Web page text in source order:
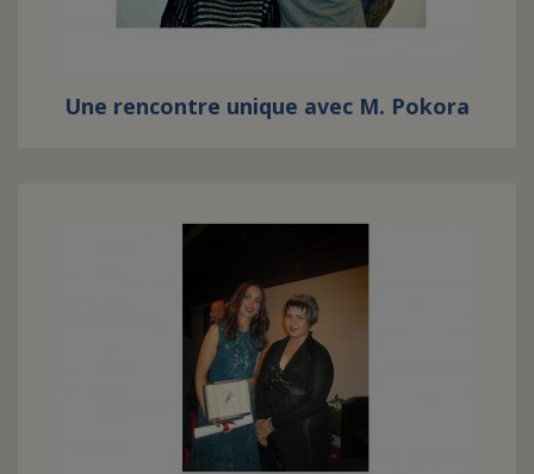
Une rencontre unique avec M. Pokora